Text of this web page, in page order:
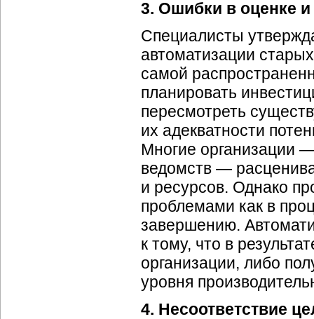
3. Ошибки в оценке
Специалисты
автоматизации
самой
планировать
пересмотреть
их адекватности
Многие организации
ведомств —
и ресурсов. Однако
проблемами как в
завершению.
к тому, что в
организации, либо
уровня
4. Несоответствие